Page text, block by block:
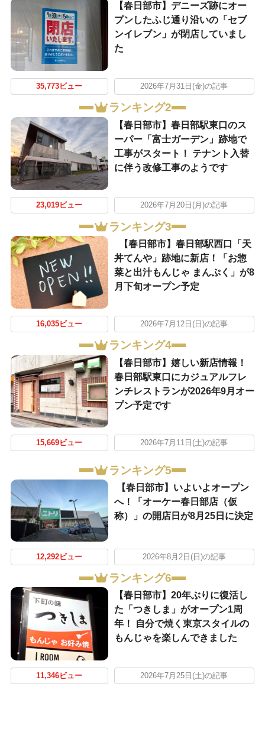
【春日部市】デニーズ跡にオー
プンしたふじ通り沿いの「セブ
ンイレブン」が閉店していまし
た
35,773ビュー 2026年7月31日(金)の記事
ランキング2
【春日部市】春日部駅東口のス
ーパー「富士ガーデン」跡地で
工事がスタート！ テナント入替
に伴う改修工事のようです
23,019ビュー 2026年7月20日(月)の記事
ランキング3
【春日部市】春日部駅西口「天
丼てんや」跡地に新店！「お惣
菜と出汁もんじゃ まんぷく」が8
月下旬オープン予定
16,035ビュー 2026年7月12日(日)の記事
ランキング4
【春日部市】嬉しい新店情報！
春日部駅東口にカジュアルフレ
ンチレストランが2026年9月オー
プン予定です
15,669ビュー 2026年7月11日(土)の記事
ランキング5
【春日部市】いよいよオープン
へ！「オーケー春日部店（仮
称）」の開店日が8月25日に決定
12,292ビュー 2026年8月2日(日)の記事
ランキング6
【春日部市】20年ぶりに復活し
た「つきしま」がオープン1周
年！ 自分で焼く東京スタイルの
もんじゃを楽しんできました
11,346ビュー 2026年7月25日(土)の記事